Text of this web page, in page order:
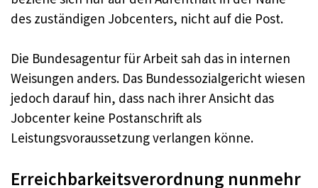
des zuständigen Jobcenters, nicht auf die Post.
Die Bundesagentur für Arbeit sah das in internen
Weisungen anders. Das Bundessozialgericht wiesen
jedoch darauf hin, dass nach ihrer Ansicht das
Jobcenter keine Postanschrift als
Leistungsvoraussetzung verlangen könne.
Erreichbarkeitsverordnung nunmehr